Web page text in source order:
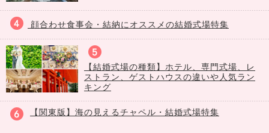
顔合わせ食事会・結納にオススメの結婚式場特集
【結婚式場の種類】ホテル、専門式場、レ
ストラン、ゲストハウスの違いや人気ラン
キング
【関東版】海の見えるチャペル・結婚式場特集